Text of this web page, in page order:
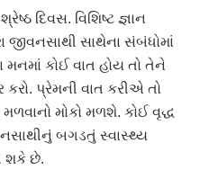
દિવસ. વિશિષ્ટ જ્ઞાન
જીવનસાથી સાથેના સંબંધોમાં
મનમાં કોઈ વાત હોય તો તેને
પ્રેમની વાત કરીએ તો
મોકો મળશે. કોઈ વૃદ્ધ
બગડતું સ્વાસ્થ્ય
શકે છે.